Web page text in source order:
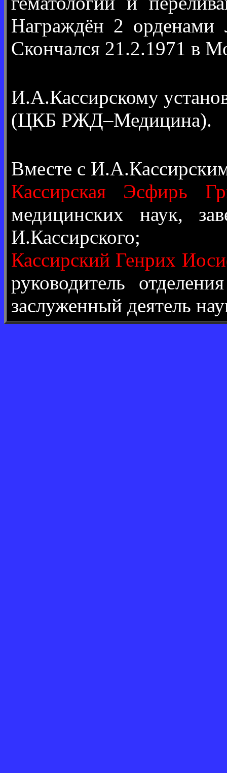
Награждён 2 орденами
Скончался 21.2.1971 в
И.А.Кассирскому
(ЦКБ РЖД–Медицина).
Вместе с
Кассирская Эсфирь
медицинских наук,
И.Кассирского;
Кассирский Генрих
руководитель
заслуженный деятель